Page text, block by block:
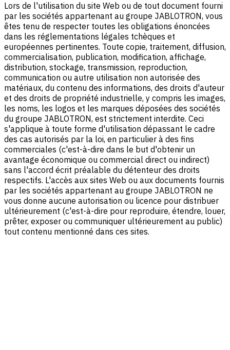
Lors de l'utilisation du site Web ou de tout document fourni
par les sociétés appartenant au groupe JABLOTRON, vous
êtes tenu de respecter toutes les obligations énoncées
dans les réglementations légales tchèques et
européennes pertinentes. Toute copie, traitement, diffusion,
commercialisation, publication, modification, affichage,
distribution, stockage, transmission, reproduction,
communication ou autre utilisation non autorisée des
matériaux, du contenu des informations, des droits d'auteur
et des droits de propriété industrielle, y compris les images,
les noms, les logos et les marques déposées des sociétés
du groupe JABLOTRON, est strictement interdite. Ceci
s'applique à toute forme d'utilisation dépassant le cadre
des cas autorisés par la loi, en particulier à des fins
commerciales (c'est-à-dire dans le but d'obtenir un
avantage économique ou commercial direct ou indirect)
sans l'accord écrit préalable du détenteur des droits
respectifs. L'accès aux sites Web ou aux documents fournis
par les sociétés appartenant au groupe JABLOTRON ne
vous donne aucune autorisation ou licence pour distribuer
ultérieurement (c'est-à-dire pour reproduire, étendre, louer,
prêter, exposer ou communiquer ultérieurement au public)
tout contenu mentionné dans ces sites.